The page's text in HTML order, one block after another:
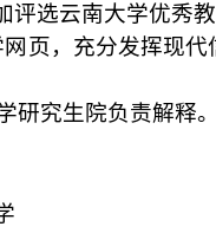
选云南大学优秀教
页，充分发挥现
研究生院负责解释。